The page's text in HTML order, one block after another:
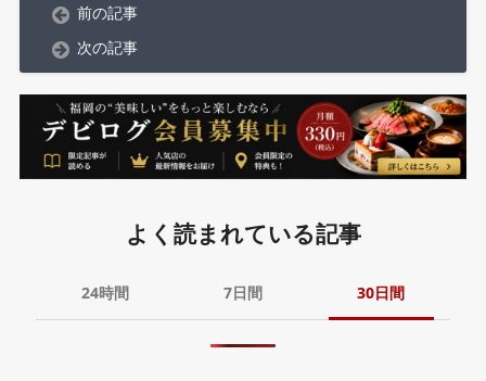
前の記事
次の記事
よく読まれている記事
24時間 7日間 30日間